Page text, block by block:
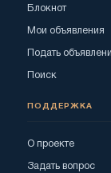
Блокнот
Мои объявления
Подать
Поиск
ПОДДЕРЖКА
О проекте
Задать вопрос